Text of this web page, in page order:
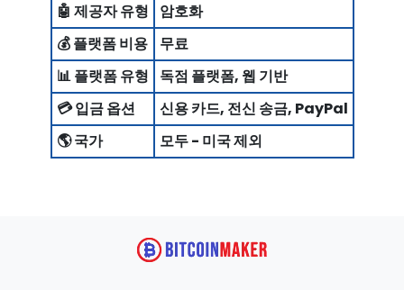
🤖 제공자 유형
암호화
💰 플랫폼 비용
무료
📊 플랫폼 유형
독점 플랫폼, 웹 기반
💳 입금 옵션
신용 카드, 전신 송금, PayPal
🌎 국가
모두 - 미국 제외